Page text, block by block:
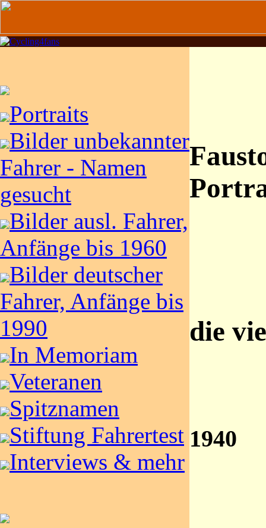
Portraits
Bilder unbekannter
Fahrer - Namen
gesucht
Bilder ausl. Fahrer,
Anfänge bis 1960
Bilder deutscher
Fahrer, Anfänge bis
1990
In Memoriam
Veteranen
Spitznamen
Stiftung Fahrertest
Interviews & mehr
die
1940